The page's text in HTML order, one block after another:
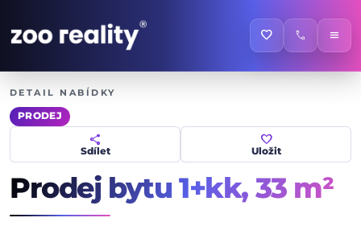
favorite call menu
DETAIL NABÍDKY
PRODEJ
share
Sdílet
favorite
Uložit
Prodej bytu 1+kk, 33 m²